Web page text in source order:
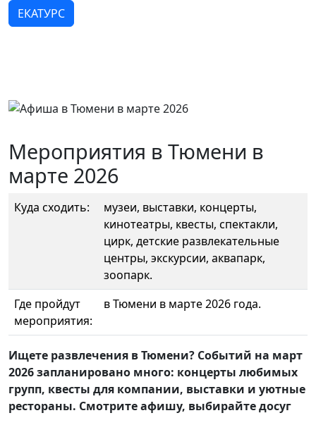
ЕКАТУРС
Мероприятия в Тюмени в
марте 2026
Куда сходить:
музеи, выставки, концерты,
кинотеатры, квесты, спектакли,
цирк, детские развлекательные
центры, экскурсии, аквапарк,
зоопарк.
Где пройдут
мероприятия:
в Тюмени в марте 2026 года.
Ищете развлечения в Тюмени? Событий на март
2026 запланировано много: концерты любимых
групп, квесты для компании, выставки и уютные
рестораны. Смотрите афишу, выбирайте досуг